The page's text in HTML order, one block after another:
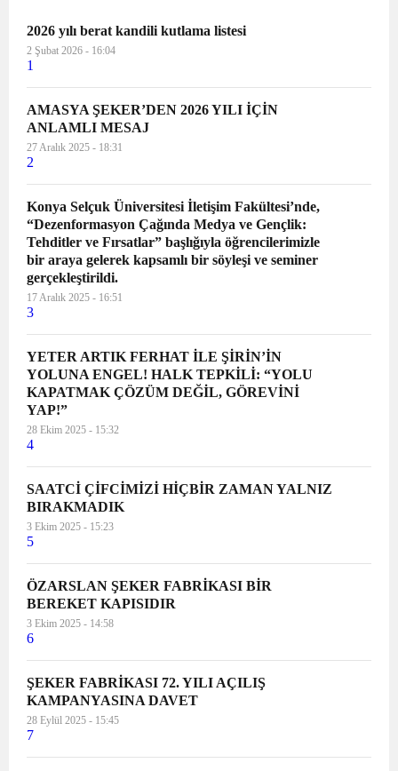
partililerin üyeleri ellerinde dövizlerle
2026 yılı berat kandili kutlama listesi
2 Şubat 2026 - 16:04
1
AMASYA ŞEKER’DEN 2026 YILI İÇİN
ANLAMLI MESAJ
27 Aralık 2025 - 18:31
2
Konya Selçuk Üniversitesi İletişim Fakültesi’nde,
“Dezenformasyon Çağında Medya ve Gençlik:
Tehditler ve Fırsatlar” başlığıyla öğrencilerimizle
bir araya gelerek kapsamlı bir söyleşi ve seminer
gerçekleştirildi.
17 Aralık 2025 - 16:51
3
YETER ARTIK FERHAT İLE ŞİRİN’İN
YOLUNA ENGEL! HALK TEPKİLİ: “YOLU
KAPATMAK ÇÖZÜM DEĞİL, GÖREVİNİ
YAP!”
28 Ekim 2025 - 15:32
4
SAATCİ ÇİFCİMİZİ HİÇBİR ZAMAN YALNIZ
BIRAKMADIK
3 Ekim 2025 - 15:23
5
ÖZARSLAN ŞEKER FABRİKASI BİR
BEREKET KAPISIDIR
3 Ekim 2025 - 14:58
6
ŞEKER FABRİKASI 72. YILI AÇILIŞ
KAMPANYASINA DAVET
28 Eylül 2025 - 15:45
7